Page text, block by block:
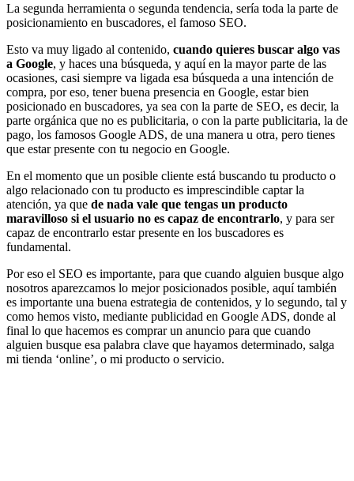
La segunda herramienta o segunda tendencia, sería toda la parte de
posicionamiento en buscadores, el famoso SEO.
Esto va muy ligado al contenido, cuando quieres buscar algo vas
a Google, y haces una búsqueda, y aquí en la mayor parte de las
ocasiones, casi siempre va ligada esa búsqueda a una intención de
compra, por eso, tener buena presencia en Google, estar bien
posicionado en buscadores, ya sea con la parte de SEO, es decir, la
parte orgánica que no es publicitaria, o con la parte publicitaria, la de
pago, los famosos Google ADS, de una manera u otra, pero tienes
que estar presente con tu negocio en Google.
En el momento que un posible cliente está buscando tu producto o
algo relacionado con tu producto es imprescindible captar la
atención, ya que de nada vale que tengas un producto
maravilloso si el usuario no es capaz de encontrarlo, y para ser
capaz de encontrarlo estar presente en los buscadores es
fundamental.
Por eso el SEO es importante, para que cuando alguien busque algo
nosotros aparezcamos lo mejor posicionados posible, aquí también
es importante una buena estrategia de contenidos, y lo segundo, tal y
como hemos visto, mediante publicidad en Google ADS, donde al
final lo que hacemos es comprar un anuncio para que cuando
alguien busque esa palabra clave que hayamos determinado, salga
mi tienda ‘online’, o mi producto o servicio.